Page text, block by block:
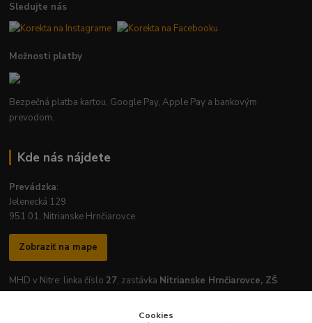
Sledujte nás
Možnosti platby
Bezpečná platba kartou, Google Pay, Apple Pay a bankovým
prevodom.
Kde nás nájdete
Prevádzka:
Jelenecká 129
951 01, Nitrianske Hrnčiarovce
Zobraziť na mape
MHD v Nitre: linka číslo 27, zastávka Nitrianske Hrnčiarovce, ZŠ
Cookies